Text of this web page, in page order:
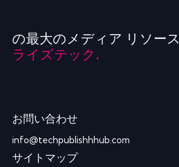
の最大のメディア リソース
ライズテック.
お問い合わせ
info@techpublishhhub.com
サイトマップ